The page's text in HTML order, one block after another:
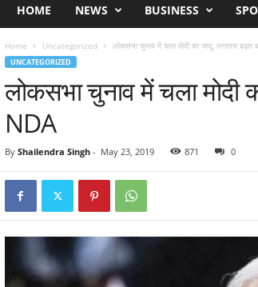
HOME NEWS BUSINESS
Home Uncategorized लोकसभा चुनाव में चला मोदी का जादू, लगातार बढ़त
UNCATEGORIZED
लोकसभा चुनाव में चला मोदी
NDA
By Shailendra Singh- May 23, 2019 871 0